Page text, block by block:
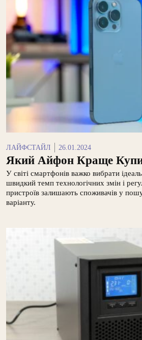
ЛАЙФСТАЙЛ 26.01.2024
Який Айфон Краще
У світі смартфонів важко вибрати
швидкий темп технологічних змін і
пристроїв залишають споживачів у
варіанту.